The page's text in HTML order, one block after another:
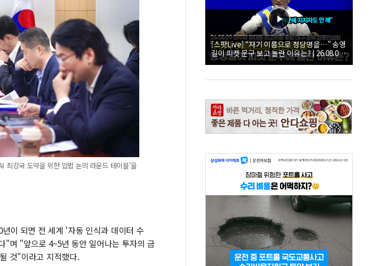
최강국 도약을 위한 입법 논의 라운드 테이블'을
이 되면 전 세계 '자동 인식과 데이터 수
"며 "앞으로 4~5년 동안 일어나는 투자의 금
것"이라고 지적했다.
[스팟Live] “자기 이름으로 정당명을…” 송영
길이 피켓 문구 보고 놀란 이유는? | 26.08.09
더불어민주당 당대표·최고위원 후보 대구·경